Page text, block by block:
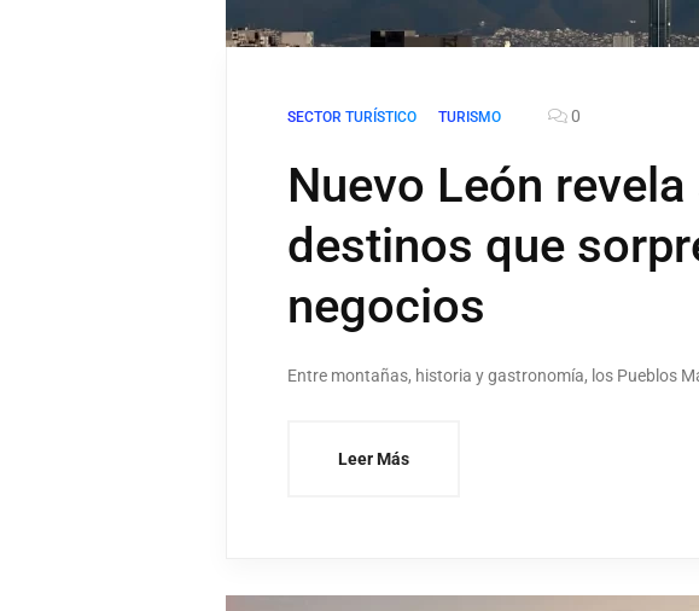
SECTOR TURÍSTICO TURISMO 0
Nuevo León
destinos que
negocios
Entre montañas, historia y gastronomía, los Pueblos
Leer Más